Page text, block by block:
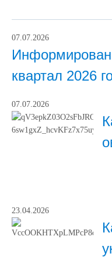
07.07.2026
квартал 2026
07.07.2026
23.04.2026